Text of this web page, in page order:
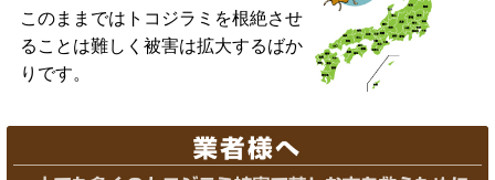
このままではトコジラミを根絶させ
ることは難しく被害は拡大するばか
りです。